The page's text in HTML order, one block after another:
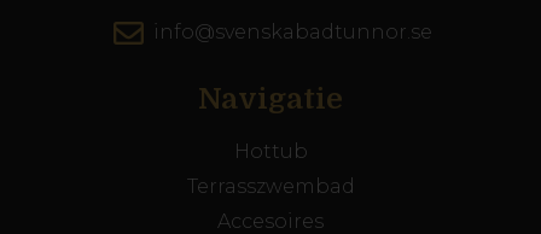
info@svenskabadtunnor.se
Navigatie
Hottub
Terrasszwembad
Accesoires